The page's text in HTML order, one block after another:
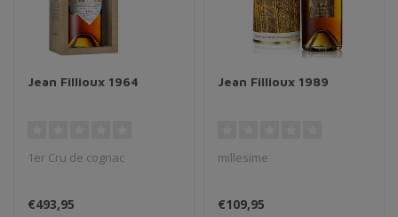
Jean Fillioux 1964
1er Cru de cognac
€493,95
Jean Fillioux 1989
millesime
€109,95